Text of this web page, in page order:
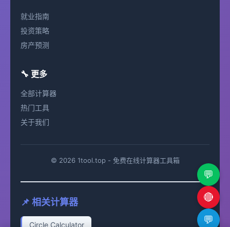
💬
🔴
💬
就业指南
投资策略
房产预测
🔧 更多
全部计算器
热门工具
关于我们
© 2026 1tool.top - 免费在线计算器工具箱
📌 相关计算器
Circle Calculator